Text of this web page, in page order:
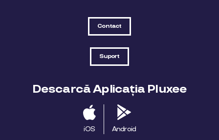
Contact
Suport
Descarcă Aplicația Pluxee
iOS Android